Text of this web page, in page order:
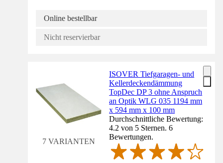
Online bestellbar
Nicht reservierbar
7 VARIANTEN
ISOVER Tiefgaragen- und
Kellerdeckendämmung
TopDec DP 3 ohne Anspruch
an Optik WLG 035 1194 mm
x 594 mm x 100 mm
Durchschnittliche Bewertung:
4.2 von 5 Sternen. 6
Bewertungen.